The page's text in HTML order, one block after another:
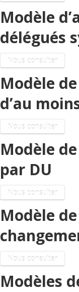
Modèle
délégués
Nous consulter
Modèle
d’au
Nous consulter
Modèle
par DU
Nous consulter
Modèle
Nous consulter
Modèles